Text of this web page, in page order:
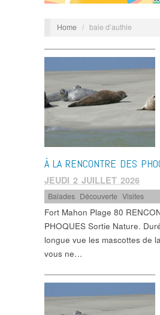
Home / baie d’authie
À LA RENCONTRE DES
JEUDI 2 JUILLET 2026
Balades Découverte ,Visites
Fort Mahon Plage 80
PHOQUES Sortie Nature.
longue vue les mascottes de
vous ne…